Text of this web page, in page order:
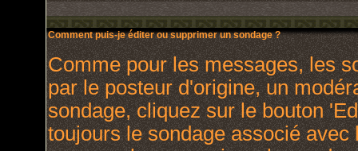
Comment puis-je éditer ou supprimer un sondage ?
Comme pour les messages, les
par le posteur d'origine, un
sondage, cliquez sur le bouton
toujours le sondage associé